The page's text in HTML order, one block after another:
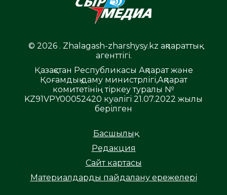
© 2026 . Zhalagash-zharshysy.kz ақпараттық
агенттігі.
Қазақстан Республикасы Ақпарат және
Қоғамдық даму министрлігі,Ақпарат
комитетінің тіркеу туралы №
KZ91VPY00052420 куәлігі 21.07.2022 жылы
берілген
Басшылық
Редакция
Сайт картасы
Материалдарды пайдалану ережелері